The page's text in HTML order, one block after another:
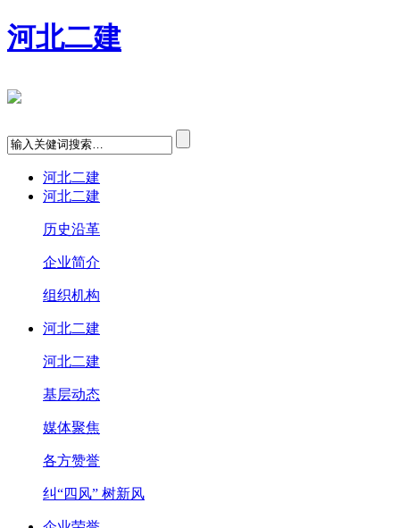
河北二建
河北二建
河北二建
历史沿革
企业简介
组织机构
河北二建
河北二建
基层动态
媒体聚焦
各方赞誉
纠“四风” 树新风